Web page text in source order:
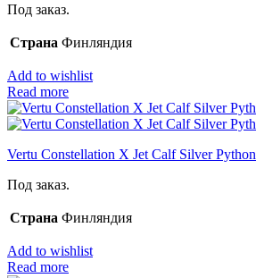
Под заказ.
Страна Финляндия
Add to wishlist
Read more
Vertu Constellation X Jet Calf Silver Python
Под заказ.
Страна Финляндия
Add to wishlist
Read more